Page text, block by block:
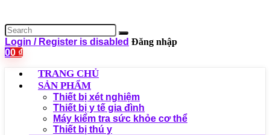
Login / Register is disabled Đăng nhập
00 ₫
TRANG CHỦ
SẢN PHẨM
Thiết bị xét nghiệm
Thiết bị y tế gia đình
Máy kiểm tra sức khỏe cơ thể
Thiết bị thú y